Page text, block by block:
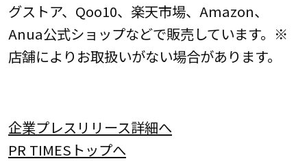
グストア、Qoo10、楽天市場、Amazon、
Anua公式ショップなどで販売しています。※
店舗によりお取扱いがない場合があります。
企業プレスリリース詳細へ
PR TIMESトップへ